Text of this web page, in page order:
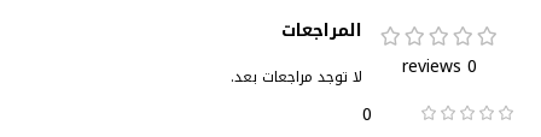
0 reviews
0
المراجعات
لا توجد مراجعات بعد.